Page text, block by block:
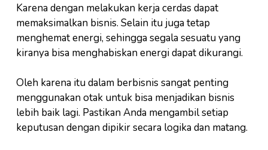
Karena dengan melakukan kerja cerdas dapat
memaksimalkan bisnis. Selain itu juga tetap
menghemat energi, sehingga segala sesuatu yang
kiranya bisa menghabiskan energi dapat dikurangi.
Oleh karena itu dalam berbisnis sangat penting
menggunakan otak untuk bisa menjadikan bisnis
lebih baik lagi. Pastikan Anda mengambil setiap
keputusan dengan dipikir secara logika dan matang.